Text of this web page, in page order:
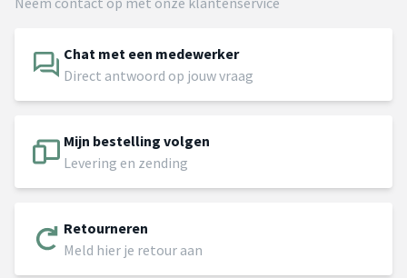
Chat met een medewerker
Direct antwoord op jouw vraag
Mijn bestelling volgen
Levering en zending
Retourneren
Meld hier je retour aan